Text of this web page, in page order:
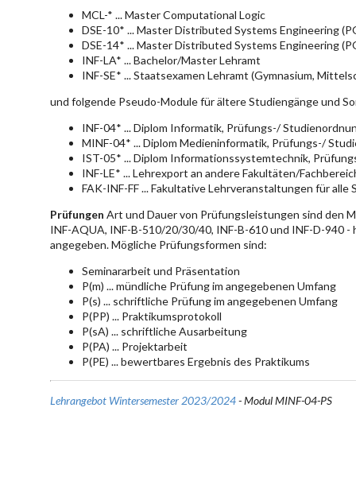
MCL-* ... Master Computational Logic
DSE-10* ... Master Distributed Systems Engineering
DSE-14* ... Master Distributed Systems Engineering
INF-LA* ... Bachelor/Master Lehramt
INF-SE* ... Staatsexamen Lehramt (Gymnasium,
und folgende Pseudo-Module für ältere Studiengänge und
INF-04* ... Diplom Informatik, Prüfungs-/
MINF-04* ... Diplom Medieninformatik, Prüfungs-/
IST-05* ... Diplom Informationssystemtechnik,
INF-LE* ... Lehrexport an andere Fakultäten/
FAK-INF-FF ... Fakultative Lehrveranstaltungen für
Prüfungen Art und Dauer von Prüfungsleistungen sind den
INF-AQUA, INF-B-510/20/30/40, INF-B-610 und INF-D-940
angegeben. Mögliche Prüfungsformen sind:
Seminararbeit und Präsentation
P(m) ... mündliche Prüfung im angegebenen Umfang
P(s) ... schriftliche Prüfung im angegebenen Umfang
P(PP) ... Praktikumsprotokoll
P(sA) ... schriftliche Ausarbeitung
P(PA) ... Projektarbeit
P(PE) ... bewertbares Ergebnis des Praktikums
Lehrangebot Wintersemester 2023/2024- Modul MINF-04-PS